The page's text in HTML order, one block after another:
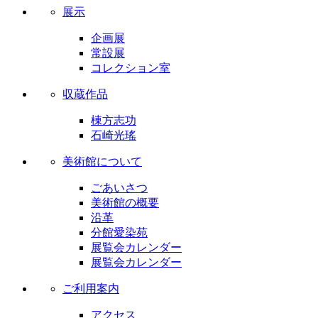
展示
企画展
常設展
コレクション室
収蔵作品
棟方志功
石崎光瑤
美術館について
ごあいさつ
美術館の概要
沿革
分館愛染苑
展覧会カレンダー
展覧会カレンダー
ご利用案内
アクセス